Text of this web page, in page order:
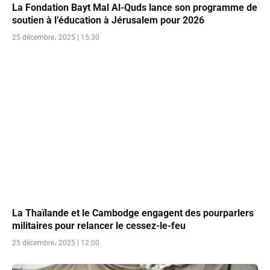
La Fondation Bayt Mal Al-Quds lance son programme de
soutien à l’éducation à Jérusalem pour 2026
25 décembre، 2025 | 15:30
La Thaïlande et le Cambodge engagent des pourparlers
militaires pour relancer le cessez-le-feu
25 décembre، 2025 | 12:00